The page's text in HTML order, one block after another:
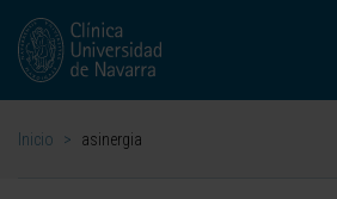
Inicio > asinergia